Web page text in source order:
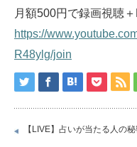
月額500円で録画視聴
https://
R48ylg/join
【LIVE】占いが当たる人の